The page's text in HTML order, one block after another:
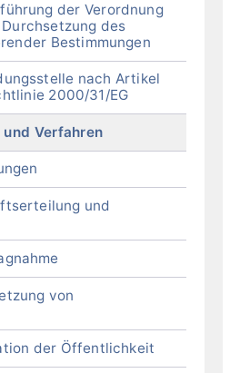
der Verordnung
des
Bestimmungen
nach Artikel
2000/31/EG
und Verfahren
und
von
der Öffentlichkeit